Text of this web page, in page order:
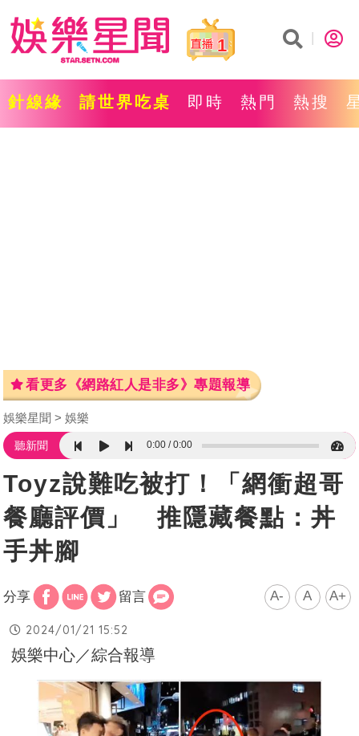
1
針線緣 請世界吃桌 即時 熱門 熱搜
看更多《網路紅人是非多》專題報導
娛樂星聞 娛樂
聽新聞 0:00 0:00
Toyz說難吃被打！「網衝超哥
餐廳評價」 推隱藏餐點：丼
手丼腳
分享 留言 A- A A+
2024/01/21 15:52
娛樂中心／綜合報導